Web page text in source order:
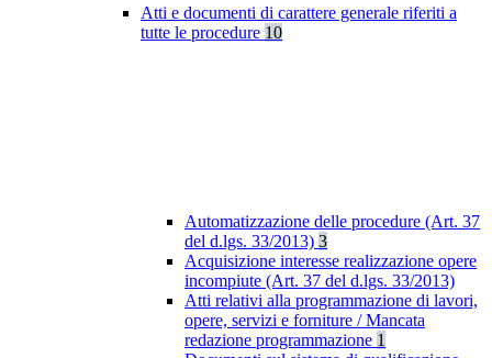
Atti e documenti di carattere generale riferiti a
tutte le procedure 10
Automatizzazione delle procedure (Art. 37
del d.lgs. 33/2013) 3
Acquisizione interesse realizzazione opere
incompiute (Art. 37 del d.lgs. 33/2013)
Atti relativi alla programmazione di lavori,
opere, servizi e forniture / Mancata
redazione programmazione 1